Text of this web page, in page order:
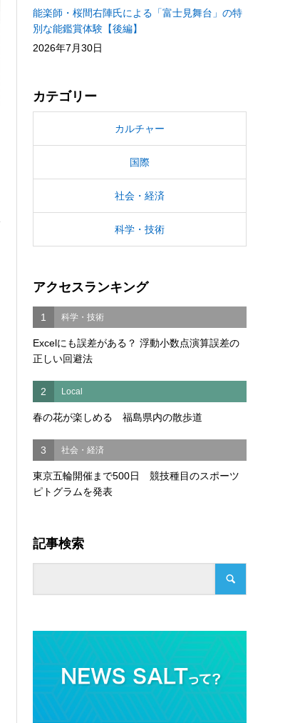
能楽師・桜間右陣氏による「富士見舞台」の特
別な能鑑賞体験【後編】
2026年7月30日
カテゴリー
カルチャー
国際
社会・経済
科学・技術
アクセスランキング
1 科学・技術
Excelにも誤差がある？ 浮動小数点演算誤差の
正しい回避法
2 Local
春の花が楽しめる 福島県内の散歩道
3 社会・経済
東京五輪開催まで500日 競技種目のスポーツ
ピトグラムを発表
記事検索